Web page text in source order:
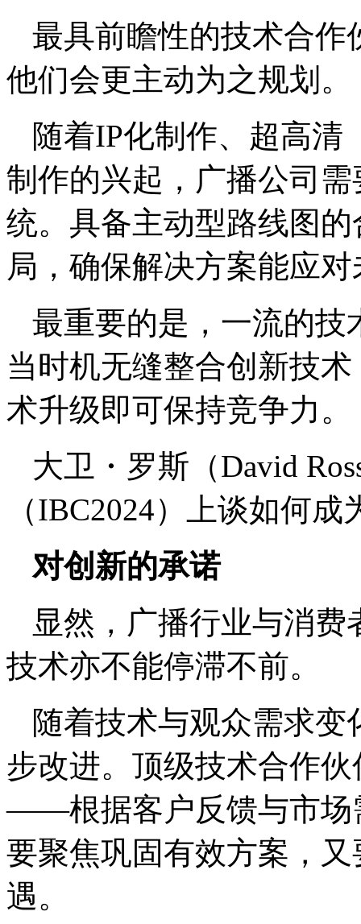
最具前瞻性的技术合
他们会更主动为之规划。
随着IP化制作、超高清
制作的兴起，广播公司
统。具备主动型路线图
局，确保解决方案能应
最重要的是，一流的技
当时机无缝整合创新技
术升级即可保持竞争力。
大卫・罗斯（David
（IBC2024）上谈如何
对创新的承诺
显然，广播行业与消
技术亦不能停滞不前。
随着技术与观众需求
步改进。顶级技术合作
——根据客户反馈与市场
要聚焦巩固有效方案，
遇。